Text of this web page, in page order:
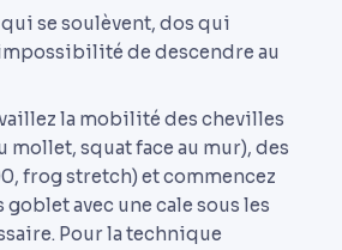
qui se soulèvent, dos qui
de descendre au
la mobilité des chevilles
mollet, squat face au mur), des
frog stretch) et commencez
goblet avec une cale sous les
Pour la technique